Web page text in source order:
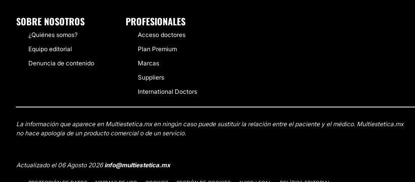
SOBRE NOSOTROS
¿Quiénes somos?
Equipo editorial
Denuncia de contenido
PROFESIONALES
Acceso doctores
Plan Premium
Marcas
Suppliers
International Doctors
La información que aparece en Multiestetica.mx en ningún caso puede sustituir la relación entre el paciente y el médico. Multiestetica.mx
no hace apología de un producto comercial o de un servicio.
Actualizado el 06 Agosto 2026info@multiestetica.mx